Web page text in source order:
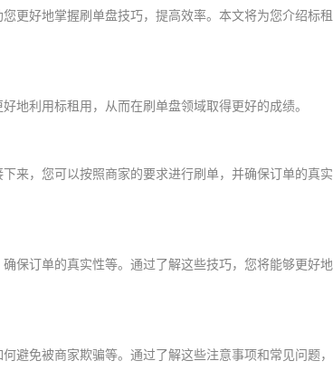
更好地掌握刷单盘技巧，提高效率。本文将为您介绍标租
地利用标租用，从而在刷单盘领域取得更好的成绩。
来，您可以按照商家的要求进行刷单，并确保订单的真实
保订单的真实性等。通过了解这些技巧，您将能够更好地
避免被商家欺骗等。通过了解这些注意事项和常见问题，